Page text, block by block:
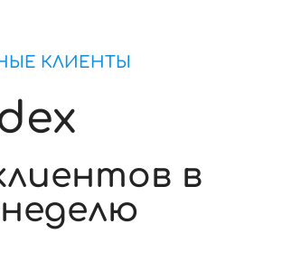
КЛИЕНТЫ
в